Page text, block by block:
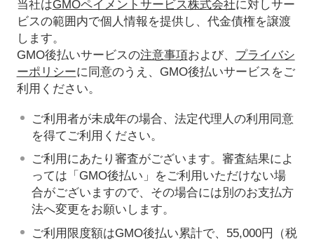
当社はGMOペイメントサービス株式会社に対しサー
ビスの範囲内で個人情報を提供し、代金債権を譲渡
します。
GMO後払いサービスの注意事項および、 プライバシ
ーポリシーに同意のうえ、GMO後払いサービスをご
利用ください。
ご利用者が未成年の場合、法定代理人の利用同意
を得てご利用ください。
ご利用にあたり審査がございます。審査結果によ
っては「GMO後払い」をご利用いただけない場
合がございますので、その場合には別のお支払方
法へ変更をお願いします。
ご利用限度額はGMO後払い累計で、55,000円（税